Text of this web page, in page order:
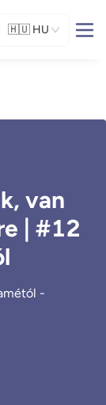
🇭🇺 HU
van
| #12
-